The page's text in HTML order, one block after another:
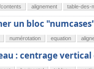
alignement table-des-
un bloc
numérotation equation
: centrage